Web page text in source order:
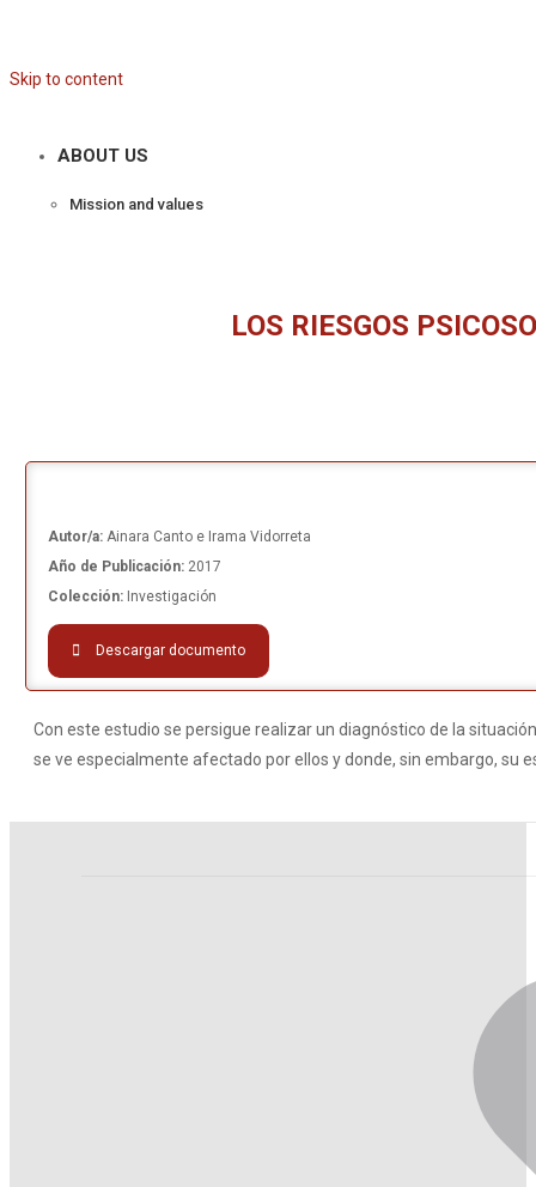
Skip to content
ABOUT US
Mission and values
LOS RIESGOS
Autor/a: Ainara Canto e Irama Vidorreta
Año de Publicación: 2017
Colección: Investigación
Descargar documento
Con este estudio se persigue realizar un diagnóstico de la
se ve especialmente afectado por ellos y donde, sin embargo, su